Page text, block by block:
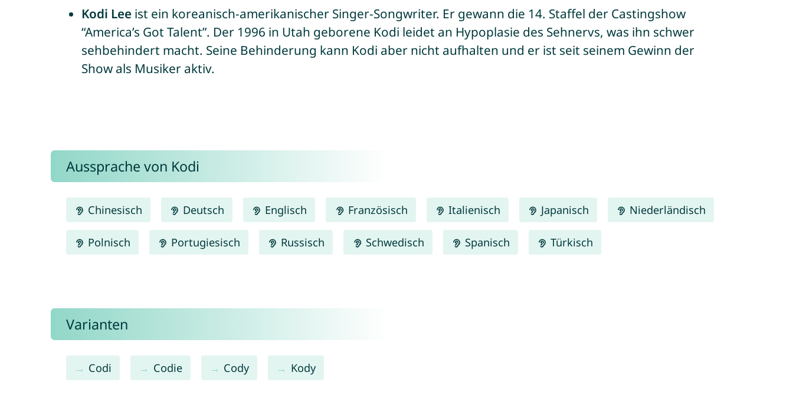
Kodi Leeist ein koreanisch-amerikanischer Singer-Songwriter. Er gewann die 14. Staffel der Castingshow
“America’s Got Talent”. Der 1996 in Utah geborene Kodi leidet an Hypoplasie des Sehnervs, was ihn schwer
sehbehindert macht. Seine Behinderung kann Kodi aber nicht aufhalten und er ist seit seinem Gewinn der
Show als Musiker aktiv.
Aussprache von Kodi
Chinesisch Deutsch Englisch Französisch Italienisch Japanisch Niederländisch
Polnisch Portugiesisch Russisch Schwedisch Spanisch Türkisch
Varianten
Codi Codie Cody Kody